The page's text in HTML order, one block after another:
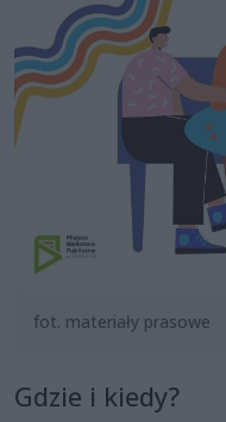
fot. materiały prasowe
Gdzie i kiedy?